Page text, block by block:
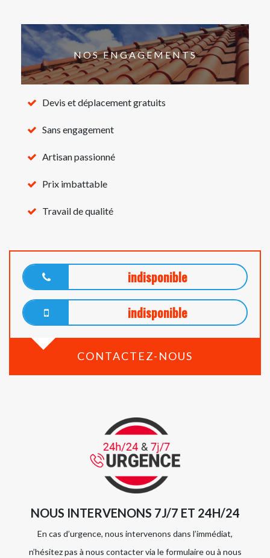
NOS ENGAGEMENTS
Devis et déplacement gratuits
Sans engagement
Artisan passionné
Prix imbattable
Travail de qualité
indisponible
indisponible
CONTACTEZ-NOUS
NOUS INTERVENONS 7J/7 ET 24H/24
En cas d’urgence, nous intervenons dans l’immédiat,
n’hésitez pas à nous contacter via le formulaire ou à nous